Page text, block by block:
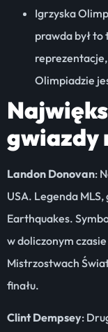
Igrzyska
prawda był to
Olimpiadzie
gwiazdy
Landon Donovan:
USA. Legenda
Earthquakes.
w doliczonym
Mistrzostwach
finału.
Clint Dempsey: